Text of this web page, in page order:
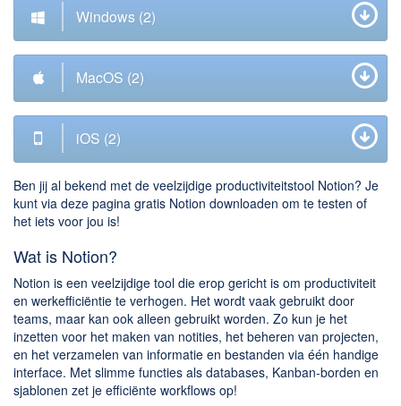
BitTorrent Clients
Nieuwslezers (Downloaden via usenet)
Onderhoud & Veiligheid
Computer opschonen
Veilig online
Productiviteit
Adresboek en contacten
Planning en organisatie
Tekst en Administratie
Overige
Algemeen
Chatten en bellen
Dating apps
Parkeer apps
Windows (2)
MacOS (2)
iOS (2)
Ben jij al bekend met de veelzijdige productiviteitstool Notion? Je
kunt via deze pagina gratis Notion downloaden om te testen of
het iets voor jou is!
Wat is Notion?
Notion is een veelzijdige tool die erop gericht is om productiviteit
en werkefficiëntie te verhogen. Het wordt vaak gebruikt door
teams, maar kan ook alleen gebruikt worden. Zo kun je het
inzetten voor het maken van notities, het beheren van projecten,
en het verzamelen van informatie en bestanden via één handige
interface. Met slimme functies als databases, Kanban-borden en
sjablonen zet je efficiënte workflows op!